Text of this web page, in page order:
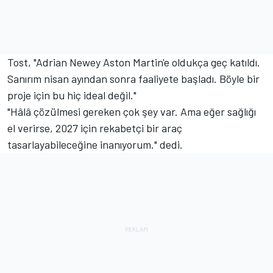
Tost, "Adrian Newey Aston Martin'e oldukça geç katıldı.
Sanırım nisan ayından sonra faaliyete başladı. Böyle bir
proje için bu hiç ideal değil."
"Hâlâ çözülmesi gereken çok şey var. Ama eğer sağlığı
el verirse, 2027 için rekabetçi bir araç
tasarlayabileceğine inanıyorum." dedi.